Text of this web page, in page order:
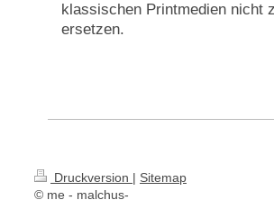
klassischen Printmedien nicht
ersetzen.
Druckversion | Sitemap
© me - malchus-